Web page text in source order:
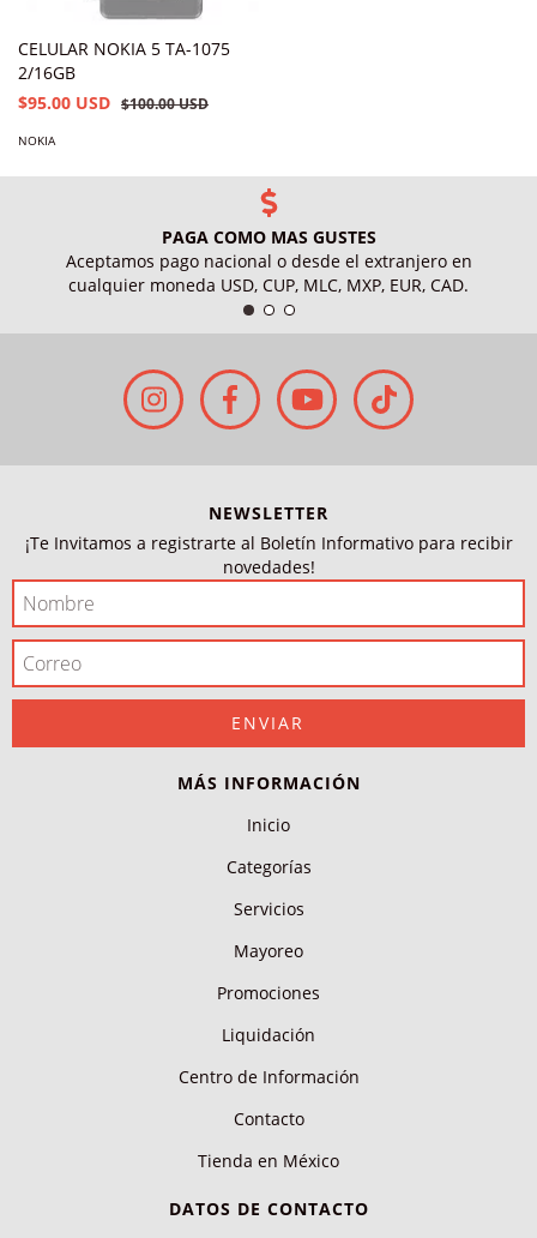
CELULAR NOKIA 5 TA-1075
2/16GB
$95.00 USD $100.00 USD
NOKIA
PAGA COMO MAS GUSTES
Aceptamos pago nacional o desde el extranjero en
cualquier moneda USD, CUP, MLC, MXP, EUR, CAD.
NEWSLETTER
¡Te Invitamos a registrarte al Boletín Informativo para recibir
novedades!
MÁS INFORMACIÓN
Inicio
Categorías
Servicios
Mayoreo
Promociones
Liquidación
Centro de Información
Contacto
Tienda en México
DATOS DE CONTACTO